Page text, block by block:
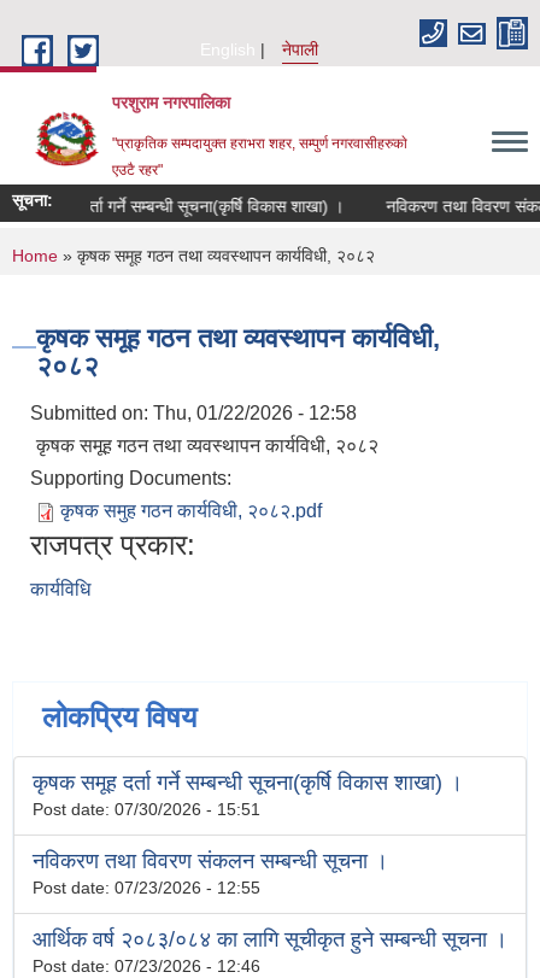
English
नेपाली
परशुराम नगरपालिका
"प्राकृतिक सम्पदायुक्त हराभरा शहर, सम्पुर्ण नगरवासीहरुकाे
एउटै रहर"
सूचना:
समूह दर्ता गर्ने सम्बन्धी सूचना(कृर्षि विकास शाखा) । नविकरण तथा विवरण संकलन
You are here
Home » कृषक समूह गठन तथा व्यवस्थापन कार्यविधी, २०८२
कृषक समूह गठन तथा व्यवस्थापन कार्यविधी,
२०८२
Submitted on: Thu, 01/22/2026 - 12:58
कृषक समूह गठन तथा व्यवस्थापन कार्यविधी, २०८२
Supporting Documents:
कृषक समुह गठन कार्यविधी, २०८२.pdf
राजपत्र प्रकार:
कार्यविधि
लोकप्रिय विषय
कृषक समूह दर्ता गर्ने सम्बन्धी सूचना(कृर्षि विकास शाखा) ।
Post date: 07/30/2026 - 15:51
नविकरण तथा विवरण संकलन सम्बन्धी सूचना ।
Post date: 07/23/2026 - 12:55
आर्थिक वर्ष २०८३/०८४ का लागि सूचीकृत हुने सम्बन्धी सूचना ।
Post date: 07/23/2026 - 12:46